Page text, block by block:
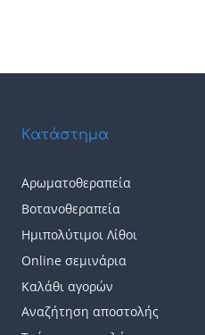
Κατάστημα
Αρωματοθεραπεία
Βοτανοθεραπεία
Ημιπολύτιμοι Λίθοι
Online σεμινάρια
Καλάθι αγορών
Αναζήτηση αποστολής